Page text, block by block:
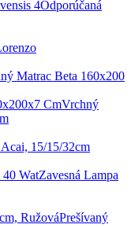
Odporúčaná
Matrac Beta 160x200
Vrchný
15/15/32cm
Zavesná Lampa
Prešívaný